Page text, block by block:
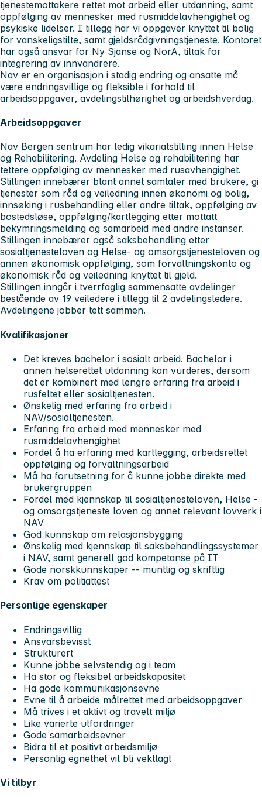
tjenestemottakere rettet mot arbeid eller utdanning, samt
oppfølging av mennesker med rusmiddelavhengighet og
psykiske lidelser. I tillegg har vi oppgaver knyttet til bolig
for vanskeligstilte, samt gjeldsrådgivningstjeneste. Kontoret
har også ansvar for Ny Sjanse og NorA, tiltak for
integrering av innvandrere.
Nav er en organisasjon i stadig endring og ansatte må
være endringsvillige og fleksible i forhold til
arbeidsoppgaver, avdelingstilhørighet og arbeidshverdag.
Arbeidsoppgaver
Nav Bergen sentrum har ledig vikariatstilling innen Helse
og Rehabilitering. Avdeling Helse og rehabilitering har
tettere oppfølging av mennesker med rusavhengighet.
Stillingen innebærer blant annet samtaler med brukere, gi
tjenester som råd og veiledning innen økonomi og bolig,
innsøking i rusbehandling eller andre tiltak, oppfølging av
bostedsløse, oppfølging/kartlegging etter mottatt
bekymringsmelding og samarbeid med andre instanser.
Stillingen innebærer også saksbehandling etter
sosialtjenesteloven og Helse- og omsorgstjenesteloven og
annen økonomisk oppfølging, som forvaltningskonto og
økonomisk råd og veiledning knyttet til gjeld.
Stillingen inngår i tverrfaglig sammensatte avdelinger
bestående av 19 veiledere i tillegg til 2 avdelingsledere.
Avdelingene jobber tett sammen.
Kvalifikasjoner
Det kreves bachelor i sosialt arbeid. Bachelor i
annen helserettet utdanning kan vurderes, dersom
det er kombinert med lengre erfaring fra arbeid i
rusfeltet eller sosialtjenesten.
Ønskelig med erfaring fra arbeid i
NAV/sosialtjenesten.
Erfaring fra arbeid med mennesker med
rusmiddelavhengighet
Fordel å ha erfaring med kartlegging, arbeidsrettet
oppfølging og forvaltningsarbeid
Må ha forutsetning for å kunne jobbe direkte med
brukergruppen
Fordel med kjennskap til sosialtjenesteloven, Helse -
og omsorgstjeneste loven og annet relevant lovverk i
NAV
God kunnskap om relasjonsbygging
Ønskelig med kjennskap til saksbehandlingssystemer
i NAV, samt generell god kompetanse på IT
Gode norskkunnskaper -- muntlig og skriftlig
Krav om politiattest
Personlige egenskaper
Endringsvillig
Ansvarsbevisst
Strukturert
Kunne jobbe selvstendig og i team
Ha stor og fleksibel arbeidskapasitet
Ha gode kommunikasjonsevne
Evne til å arbeide målrettet med arbeidsoppgaver
Må trives i et aktivt og travelt miljø
Like varierte utfordringer
Gode samarbeidsevner
Bidra til et positivt arbeidsmiljø
Personlig egnethet vil bli vektlagt
Vi tilbyr